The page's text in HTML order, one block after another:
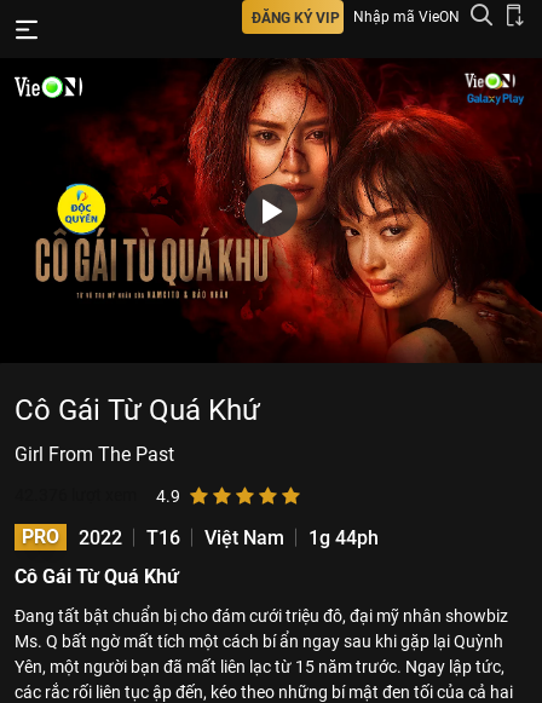
ĐĂNG KÝ VIP Nhập mã VieON
Cô Gái Từ Quá Khứ
Girl From The Past
4.9
PRO 2022 T16 Việt Nam
1g 44ph
Cô Gái Từ Quá Khứ
Đang tất bật chuẩn bị cho đám cưới triệu đô, đại mỹ nhân showbiz
Ms. Q bất ngờ mất tích một cách bí ẩn ngay sau khi gặp lại Quỳnh
Yên, một người bạn đã mất liên lạc từ 15 năm trước. Ngay lập tức,
các rắc rối liên tục ập đến, kéo theo những bí mật đen tối của cả hai